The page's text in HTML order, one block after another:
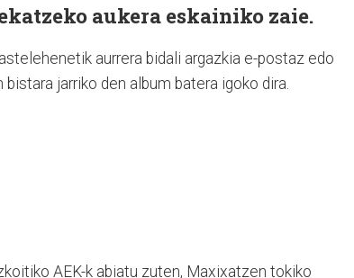
aukera eskainiko zaie.
aurrera bidali argazkia e-postaz edo
jarriko den album batera igoko dira.
AEK-k abiatu zuten, Maxixatzen tokiko